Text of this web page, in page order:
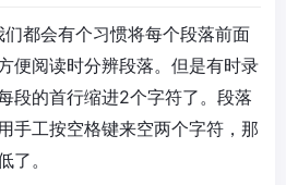
都会有个习惯将每个段落前面
便阅读时分辨段落。但是有时录
段的首行缩进2个字符了。段落
手工按空格键来空两个字符，那
了。